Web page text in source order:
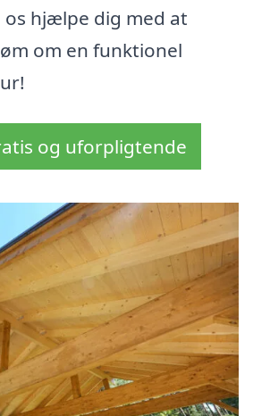
hjælpe dig med at
om en funktionel
og uforpligtende